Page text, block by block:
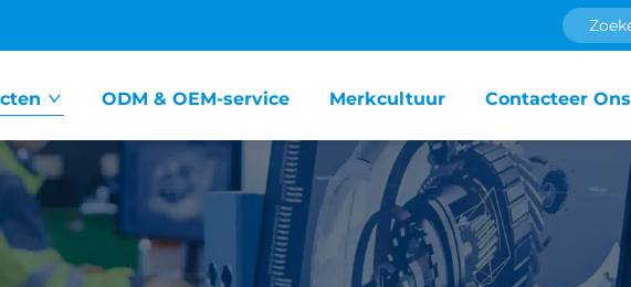
ODM & OEM-service Merkcultuur Contacteer Ons